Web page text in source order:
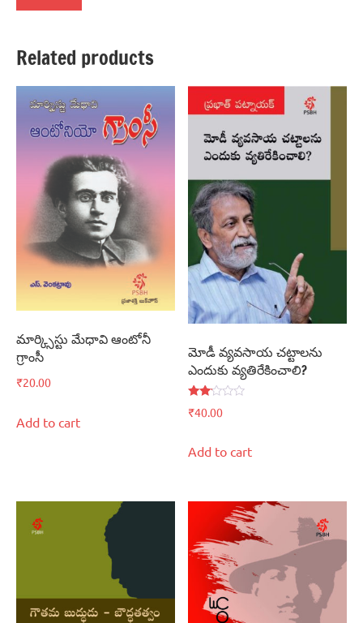
Related products
మార్క్సిస్టు మేధావి ఆంటోనీ
గ్రాంసీ
₹20.00
Add to cart
మోడీ వ్యవసాయ చట్టాలను
ఎందుకు వ్యతిరేకించాలి?
Rated
2.00
₹40.00
Add to cart